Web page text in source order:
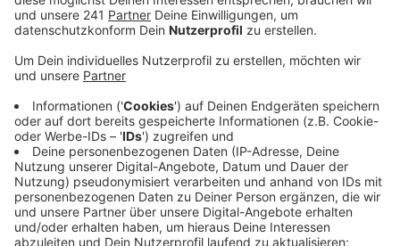
beim Kreis und den Kommunen landen. Insgesamt
werden es sieben Millionen Euro mehr sein, als in
Veröffentlicht:Donnerstag, 07.11.2019 14:26
Anzeige
Insgesamt fließen an den Kreis und die Kommunen 132
Millionen Euro. Die größten Summen dabei gehen mit
deutlich mehr als 40 Millionen Euro an den Kreis und